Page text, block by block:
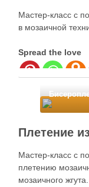
Мастер-класс с
в мозаичной
Spread the love
Мастер-класс с
плетению
мозаичного